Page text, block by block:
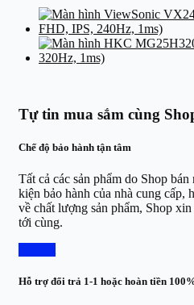
Tự tin mua sắm cùng
Chế độ bảo hành tận tâm
Tất cả các sản phẩm do Shop
kiện bảo hành của nhà cung cấp,
về chất lượng sản phẩm, Shop
tới cùng.
Hỗ trợ đổi trả 1-1 hoặc hoàn tiền